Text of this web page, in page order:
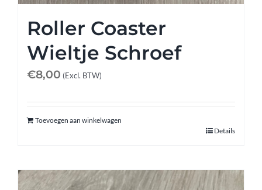
Roller Coaster
Wieltje Schroef
€8,00 (Excl. BTW)
Toevoegen aan winkelwagen
Details